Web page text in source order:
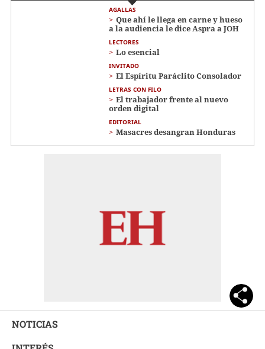
AGALLAS
Que ahí le llega en carne y hueso
a la audiencia le dice Aspra a JOH
LECTORES
Lo esencial
INVITADO
El Espíritu Paráclito Consolador
LETRAS CON FILO
El trabajador frente al nuevo
orden digital
EDITORIAL
Masacres desangran Honduras
NOTICIAS